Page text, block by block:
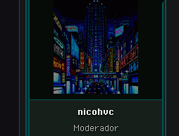
nicohvc
Moderador